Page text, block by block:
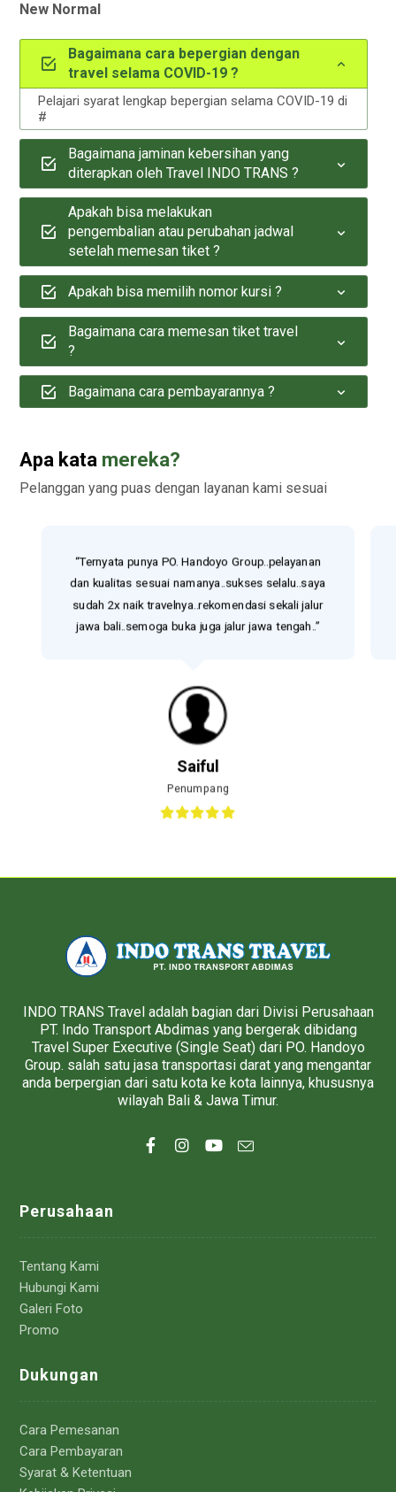
New Normal
Bagaimana cara bepergian dengan
travel selama COVID-19 ?
Pelajari syarat lengkap bepergian selama COVID-19 di
#
Bagaimana jaminan kebersihan yang
diterapkan oleh Travel INDO TRANS ?
Apakah bisa melakukan
pengembalian atau perubahan jadwal
setelah memesan tiket ?
Apakah bisa memilih nomor kursi ?
Bagaimana cara memesan tiket travel
?
Bagaimana cara pembayarannya ?
Apa kata mereka?
Pelanggan yang puas dengan layanan kami sesuai
“Ternyata punya PO. Handoyo Group..pelayanan
dan kualitas sesuai namanya..sukses selalu..saya
sudah 2x naik travelnya..rekomendasi sekali jalur
jawa bali..semoga buka juga jalur jawa tengah..”
Saiful
Penumpang
INDO TRANS Travel adalah bagian dari Divisi Perusahaan
PT. Indo Transport Abdimas yang bergerak dibidang
Travel Super Executive (Single Seat) dari PO. Handoyo
Group. salah satu jasa transportasi darat yang mengantar
anda berpergian dari satu kota ke kota lainnya, khususnya
wilayah Bali & Jawa Timur.
Perusahaan
Tentang Kami
Hubungi Kami
Galeri Foto
Promo
Dukungan
Cara Pemesanan
Cara Pembayaran
Syarat & Ketentuan